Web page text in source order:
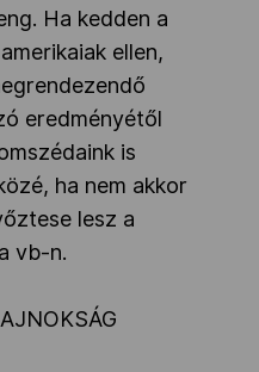
Ha kedden a
ellen,
eredményétől
is
ha nem akkor
lesz a
vb-n.